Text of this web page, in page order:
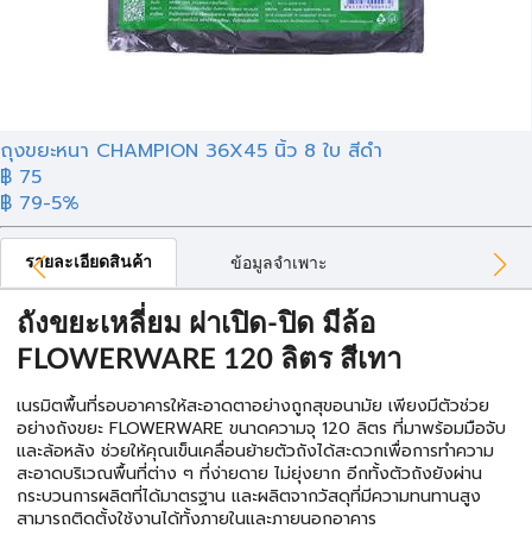
ถุงขยะหนา CHAMPION 36X45 นิ้ว 8 ใบ สีดำ
฿ 75
฿ 79-5%
รายละเอียดสินค้า ข้อมูลจำเพาะ
ถังขยะเหลี่ยม ฝาเปิด-ปิด มีล้อ
FLOWERWARE 120 ลิตร สีเทา
เนรมิตพื้นที่รอบอาคารให้สะอาดตาอย่างถูกสุขอนามัย เพียงมีตัวช่วย
อย่างถังขยะ FLOWERWARE ขนาดความจุ 120 ลิตร ที่มาพร้อมมือจับ
และล้อหลัง ช่วยให้คุณเข็นเคลื่อนย้ายตัวถังได้สะดวกเพื่อการทำความ
สะอาดบริเวณพื้นที่ต่าง ๆ ที่ง่ายดาย ไม่ยุ่งยาก อีกทั้งตัวถังยังผ่าน
กระบวนการผลิตที่ได้มาตรฐาน และผลิตจากวัสดุที่มีความทนทานสูง
สามารถติดตั้งใช้งานได้ทั้งภายในและภายนอกอาคาร